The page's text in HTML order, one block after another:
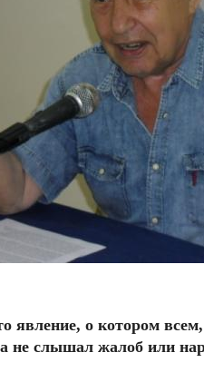
явление, о котором
не слышал жалоб или